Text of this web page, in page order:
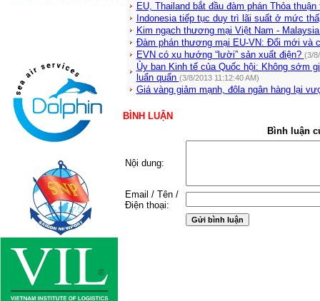
EU, Thailand bắt đầu đàm phán Thỏa
Indonesia tiếp tục duy trì lãi suất ở mức
Kim ngạch thương mại Việt Nam -
Đàm phán thương mại EU-VN: Đổi mới và
EVN có xu hướng “lười” sản xuất điện? (3/
Ủy ban Kinh tế của Quốc hội: Không sớm
luẩn quẩn (3/8/2013 11:12:40 AM)
Giá vàng giảm mạnh, đôla ngân hàng lại
BÌNH LUẬN
Bình luận
Nội dung:
Email / Tên /
Điện thoại: